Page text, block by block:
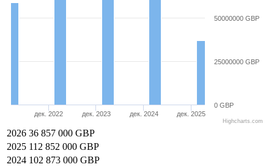
дек. 2022 дек. 2023 дек. 2024 дек. 2025
0 GBP
25000000 GBP
50000000 GBP
Highcharts.com
2026 36 857 000 GBP
2025 112 852 000 GBP
2024 102 873 000 GBP